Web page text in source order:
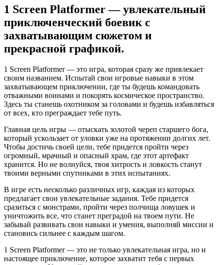
1 Screen Platformer — увлекательный
приключенческий боевик с
захватывающим сюжетом и
прекрасной графикой.
1 Screen Platformer — это игра, которая сразу же привлекает
своим названием. Испытай свои игровые навыки в этом
захватывающем приключении, где ты будешь командовать
отважными воинами и покорять космическое пространство.
Здесь ты станешь охотником за головами и будешь избавляться
от всех, кто преграждает тебе путь.
Главная цель игры — отыскать золотой череп старшего бога,
который ускользает от уловки уже на протяжении долгих лет.
Чтобы достичь своей цели, тебе придется пройти через
огромный, мрачный и опасный храм, где этот артефакт
хранится. Но не волнуйся, твоя хитрость и ловкость станут
твоими верными спутниками в этих испытаниях.
В игре есть несколько различных игр, каждая из которых
предлагает свои увлекательные задания. Тебе придется
сразиться с монстрами, пройти через полчища ловушек и
уничтожить все, что станет преградой на твоем пути. Не
забывай развивать свои навыки и умения, выполняй миссии и
становись сильнее с каждым шагом.
1 Screen Platformer — это не только увлекательная игра, но и
настоящее приключение, которое захватит тебя с первых